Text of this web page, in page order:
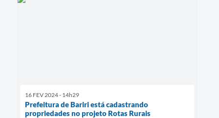
16 FEV 2024 - 14h29
Prefeitura de Bariri está cadastrando
propriedades no projeto Rotas Rurais